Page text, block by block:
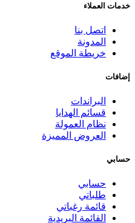
خدمات العملاء
اتصل بنا
المدونة
خريطة الموقع
إضافات
البراندات
قسائم الهدايا
نظام العمولة
العروض المميزة
حسابي
حسابي
طلباتي
قائمة رغباتي
القائمة البريدية